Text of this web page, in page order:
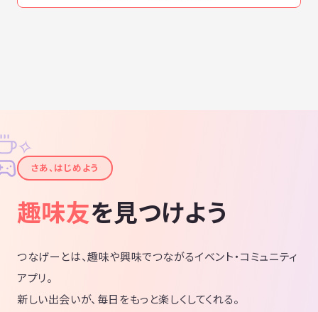
✦
✧
さあ、はじめよう
趣味友を見つけよう
つなげーとは、趣味や興味でつながるイベント・コミュニティ
アプリ。
新しい出会いが、毎日をもっと楽しくしてくれる。